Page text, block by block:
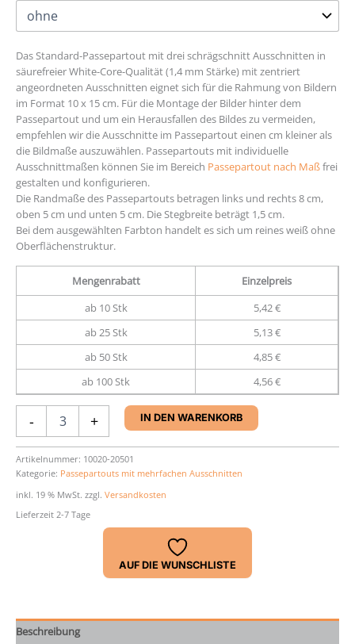
Das Standard-Passepartout mit drei schrägschnitt Ausschnitten in
säurefreier White-Core-Qualität (1,4 mm Stärke) mit zentriert
angeordneten Ausschnitten eignet sich für die Rahmung von Bildern
im Format 10 x 15 cm. Für die Montage der Bilder hinter dem
Passepartout und um ein Herausfallen des Bildes zu vermeiden,
empfehlen wir die Ausschnitte im Passepartout einen cm kleiner als
die Bildmaße auszuwählen. Passepartouts mit individuelle
Ausschnittmaßen können Sie im Bereich Passepartout nach Maßfrei
gestalten und konfigurieren.
Die Randmaße des Passepartouts betragen links und rechts 8 cm,
oben 5 cm und unten 5 cm. Die Stegbreite beträgt 1,5 cm.
Bei dem ausgewählten Farbton handelt es sich um reines weiß ohne
Oberflächenstruktur.
Mengenrabatt
Einzelpreis
ab 10 Stk
5,42 €
ab 25 Stk
5,13 €
ab 50 Stk
4,85 €
ab 100 Stk
4,56 €
-
x
40
cm
Menge
+ IN DEN WARENKORB
Artikelnummer: 10020-20501
Kategorie: Passepartouts mit mehrfachen Ausschnitten
inkl. 19 % MwSt. zzgl. Versandkosten
Lieferzeit 2-7 Tage
AUF DIE WUNSCHLISTE
Beschreibung